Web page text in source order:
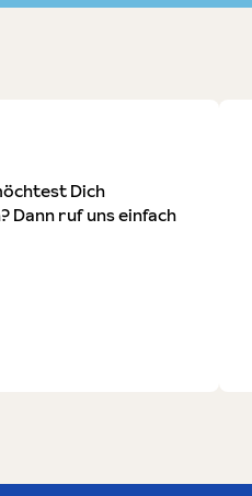
Dich
Dann ruf uns einfach